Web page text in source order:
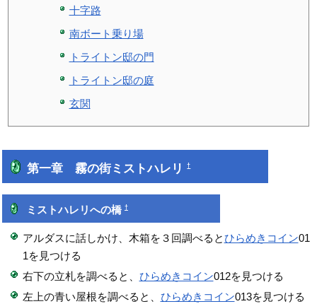
十字路
南ボート乗り場
トライトン邸の門
トライトン邸の庭
玄関
第一章 霧の街ミストハレリ†
ミストハレリへの橋 †
アルダスに話しかけ、木箱を３回調べるとひらめきコイン01
1を見つける
右下の立札を調べると、 ひらめきコイン012を見つける
左上の青い屋根を調べると、 ひらめきコイン013を見つける